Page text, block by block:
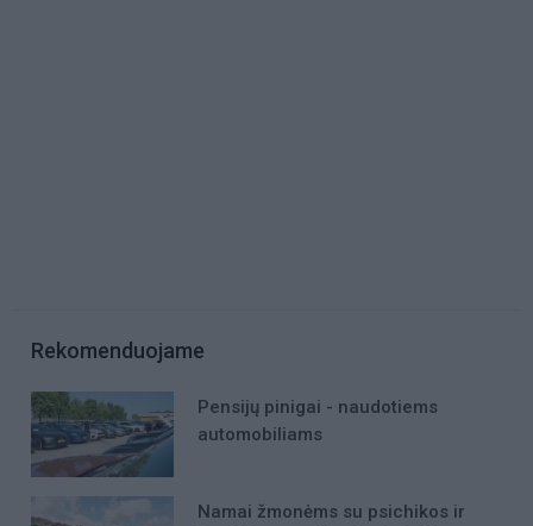
Rekomenduojame
Pensijų pinigai - naudotiems
automobiliams
Namai žmonėms su psichikos ir